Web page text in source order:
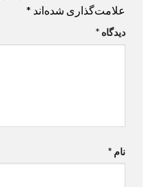
علامت‌گذاری شده‌اند *
دیدگاه *
نام *